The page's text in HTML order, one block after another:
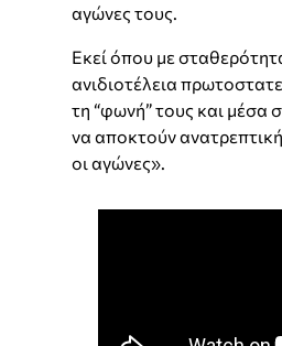
αγώνες τους.
Εκεί όπου με
ανιδιοτέλεια
τη “φωνή” τους και μέσα
να αποκτούν
οι αγώνες».